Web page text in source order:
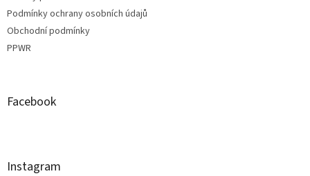
Podmínky ochrany osobních údajů
Obchodní podmínky
PPWR
Facebook
Instagram